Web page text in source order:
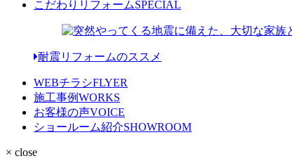
こだわりリフォームSPECIAL
耐震リフォームのススメ
WEBチラシFLYER
施工事例WORKS
お客様の声VOICE
ショールーム紹介SHOWROOM
× close